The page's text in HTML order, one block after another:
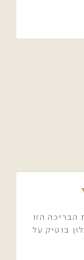
הזו
בוטיק על